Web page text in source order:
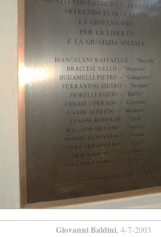
Giovanni Baldini, 4-7-2003